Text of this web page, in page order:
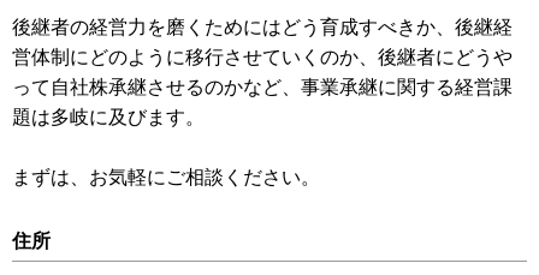
後継者の経営力を磨くためにはどう育成すべきか、後継経
営体制にどのように移行させていくのか、後継者にどうや
って自社株承継させるのかなど、事業承継に関する経営課
題は多岐に及びます。
まずは、お気軽にご相談ください。
住所